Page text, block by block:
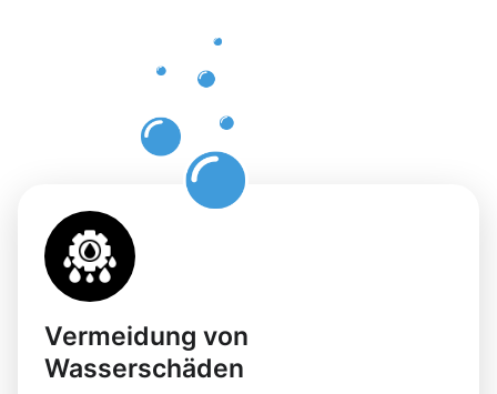
Vermeidung von
Wasserschäden